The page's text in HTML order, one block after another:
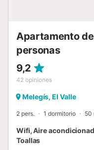
Apartamento
personas
9,2
42 opiniones
Melegís, El Valle
2 pers. 1 dormitorio 50
Wifi, Aire
Toallas